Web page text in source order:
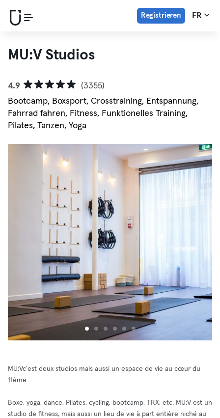
Registrieren FR
MU:V Studios
4.9
(3355)
Bootcamp, Boxsport, Crosstraining, Entspannung,
Fahrrad fahren, Fitness, Funktionelles Training,
Pilates, Tanzen, Yoga
MU:Vc'est deux studios mais aussi un espace de vie au cœur du
11ème
Boxe, yoga, dance, Pilates, cycling, bootcamp, TRX, etc. MU:V est un
studio de fitness, mais aussi un lieu de vie à part entière niché au